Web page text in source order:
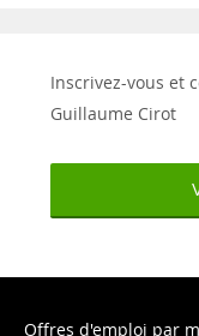
Inscrivez-vous et
Guillaume Cirot
Offres d'emploi par